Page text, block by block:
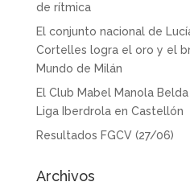
de rítmica
El conjunto nacional de
Cortelles logra el oro y el
Mundo de Milán
El Club Mabel Manola
Liga Iberdrola en Castellón
Resultados FGCV (27/06)
Archivos